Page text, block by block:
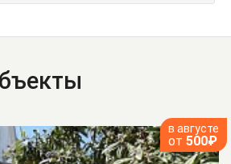
в августе
от 500₽